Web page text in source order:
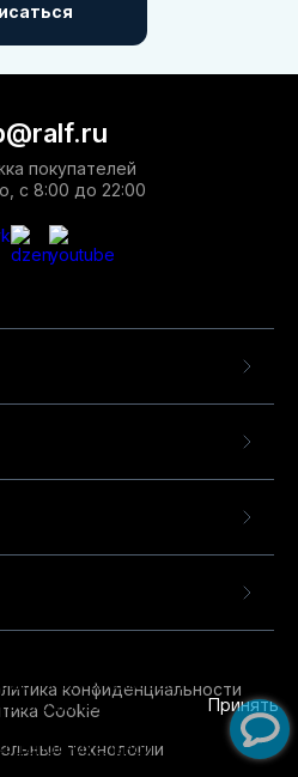
покупателей
с 8:00 до 22:00
конфиденциальности
Cookie
технологии
использовать
с использованием
дополнительной
Принять